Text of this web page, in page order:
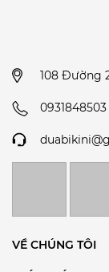
108 Đường
0931848503
VỀ CHÚNG TÔI